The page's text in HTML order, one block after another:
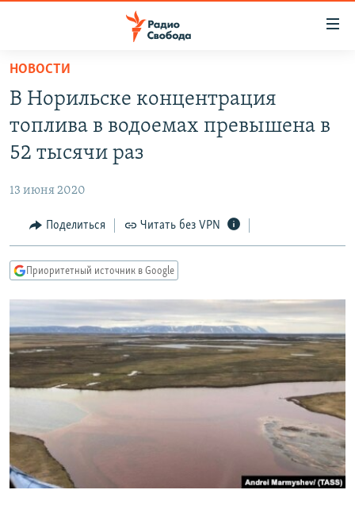
упрощенного
доступа
основному
Вернутся
Вернутся
ПОДКАСТЫ
АВТОРСКИЕ ПРОЕКТЫ
МНЕНИЯ
КУЛЬТУРА
КАВКАЗ.РЕАЛИИ
СЕВЕР.РЕАЛИИ
СИБИРЬ.РЕАЛИИ
РАСПИСАНИЕ ВЕЩАНИЯ
СОЦИАЛЬНЫЕ СЕТИ
НОВОСТИ
В Норильске концентрация
топлива в водоемах превышена в
52 тысячи раз
13 июня 2020
Поделиться Читать без VPN
Приоритетный источник в Google